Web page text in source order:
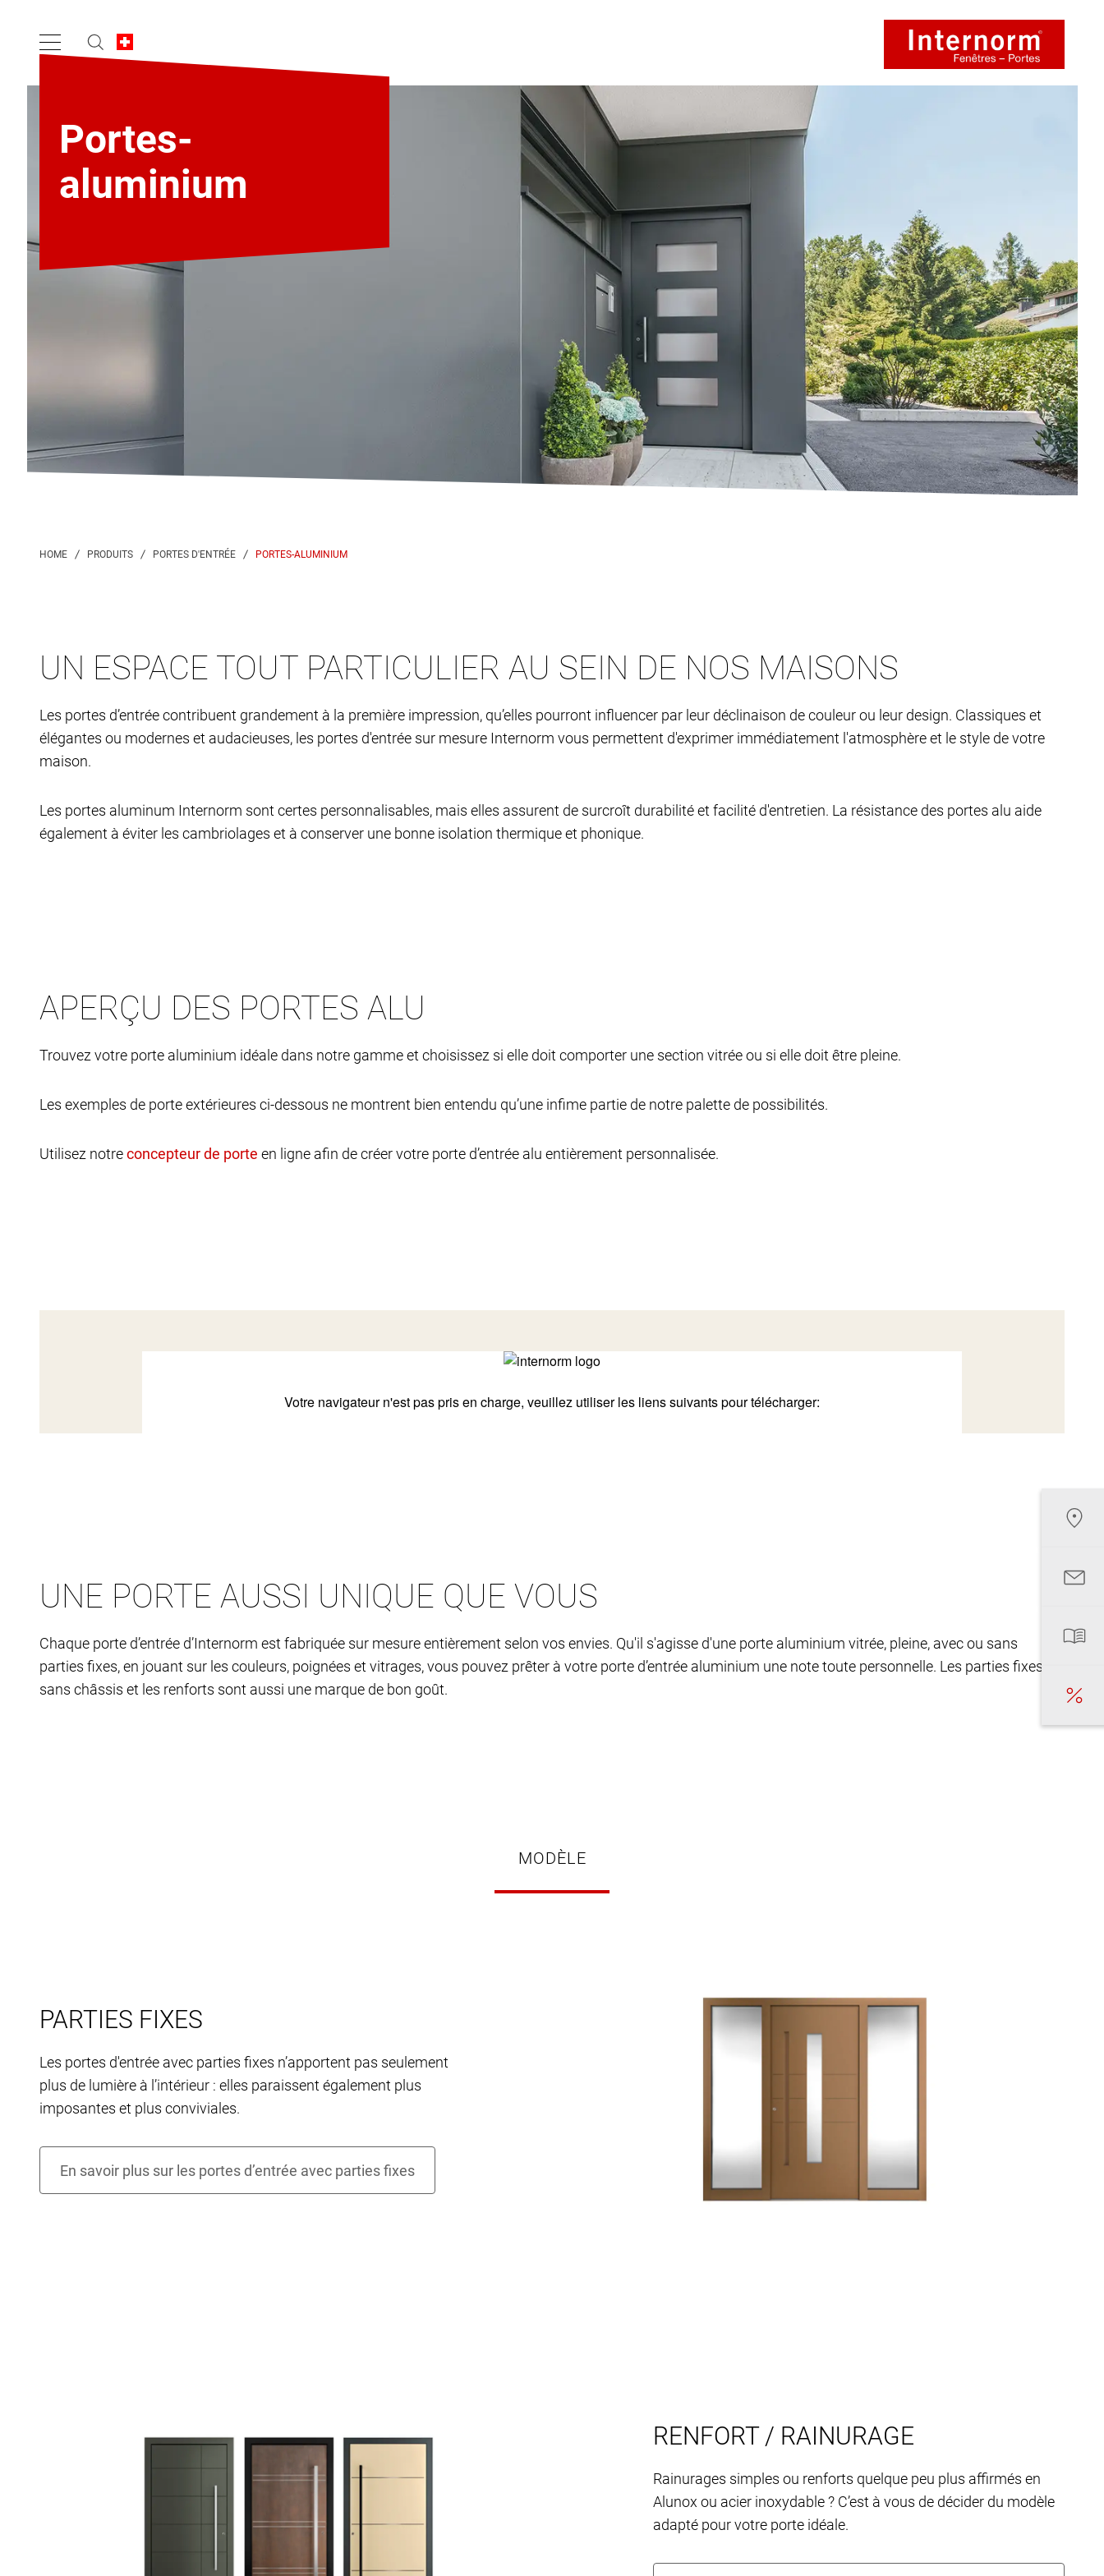
Portes-
aluminium
PORTES-ALUMINIUM
UN ESPACE TOUT PARTICULIER AU SEIN DE NOS MAISONS
Les portes d’entrée contribuent grandement à la première impression, qu’elles pourront influencer par leur déclinaison de couleur ou leur design. Classiques et
élégantes ou modernes et audacieuses, les portes d'entrée sur mesure Internorm vous permettent d'exprimer immédiatement l'atmosphère et le style de votre
maison.
Les portes aluminum Internorm sont certes personnalisables, mais elles assurent de surcroît durabilité et facilité d'entretien. La résistance des portes alu aide
également à éviter les cambriolages et à conserver une bonne isolation thermique et phonique.
APERÇU DES PORTES ALU
Trouvez votre porte aluminium idéale dans notre gamme et choisissez si elle doit comporter une section vitrée ou si elle doit être pleine.
Les exemples de porte extérieures ci-dessous ne montrent bien entendu qu’une infime partie de notre palette de possibilités.
Utilisez notre en ligne afin de créer votre porte d’entrée alu entièrement personnalisée.
UNE PORTE AUSSI UNIQUE QUE VOUS
Chaque porte d’entrée d’Internorm est fabriquée sur mesure entièrement selon vos envies. Qu'il s'agisse d'une porte aluminium vitrée, pleine, avec ou sans
parties fixes, en jouant sur les couleurs, poignées et vitrages, vous pouvez prêter à votre porte d’entrée aluminium une note toute personnelle. Les parties fixes
sans châssis et les renforts sont aussi une marque de bon goût.
MODÈLE
PARTIES FIXES
Les portes d'entrée avec parties fixes n’apportent pas seulement
plus de lumière à l’intérieur : elles paraissent également plus
imposantes et plus conviviales.
RENFORT / RAINURAGE
Rainurages simples ou renforts quelque peu plus affirmés en
Alunox ou acier inoxydable ? C’est à vous de décider du modèle
adapté pour votre porte idéale.